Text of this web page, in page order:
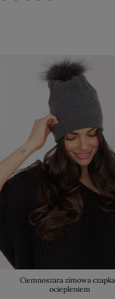
Ciemnoszara zimowa
ociepleniem